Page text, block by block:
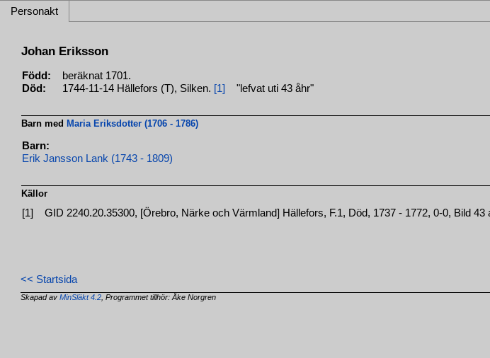
Personakt
Johan Eriksson
Född:
beräknat 1701.
Död:
1744-11-14 Hällefors (T), Silken. [1] "lefvat uti 43 åhr"
Barn med Maria Eriksdotter (1706 - 1786)
Barn:
Erik Jansson Lank (1743 - 1809)
Källor
[1] GID 2240.20.35300, [Örebro, Närke och Värmland] Hällefors, F.1, Död, 1737 - 1772, 0-0, Bild 43
<< Startsida
Skapad avMinSläkt 4.2 , Programmet tillhör: Åke Norgren